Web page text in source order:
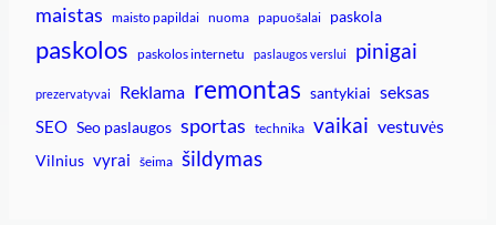
maistas maisto papildai nuoma papuošalai paskola
paskolos paskolos internetu paslaugos verslui pinigai
prezervatyvai Reklama remontas santykiai seksas
SEO Seo paslaugos sportas technika vaikai vestuvės
Vilnius vyrai šeima šildymas